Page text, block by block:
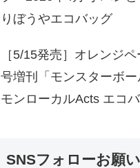
りぼうやエコバッグ
［5/15発売］オレンジ
号増刊「モンスターボ
モンローカルActs エコ
SNSフォローお願い